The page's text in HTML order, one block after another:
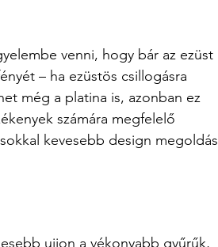
venni, hogy bár az ezüst
– ha ezüstös csillogásra
még a platina is, azonban ez
számára megfelelő
kevesebb design megoldás
ujjon a vékonyabb gyűrűk,